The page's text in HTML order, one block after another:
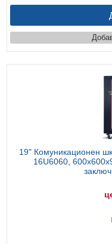
19" Комуникационен
16U6060,